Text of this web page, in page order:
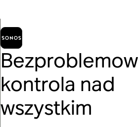
kontrola nad
wszystkim